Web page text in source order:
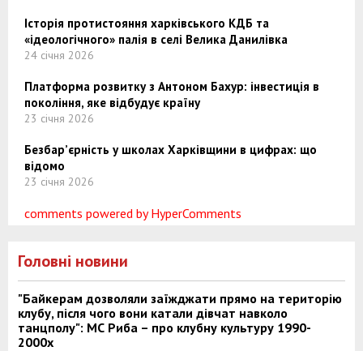
Історія протистояння харківського КДБ та
«ідеологічного» палія в селі Велика Данилівка
24 січня 2026
Платформа розвитку з Антоном Бахур: інвестиція в
покоління, яке відбудує країну
23 січня 2026
Безбар’єрність у школах Харківщини в цифрах: що
відомо
23 січня 2026
comments powered by HyperComments
Головні новини
"Байкерам дозволяли заїжджати прямо на територію
клубу, після чого вони катали дівчат навколо
танцполу": МС Риба – про клубну культуру 1990-
2000х